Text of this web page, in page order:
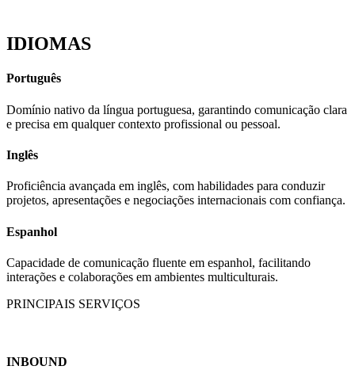
IDIOMAS
Português
Domínio nativo da língua portuguesa, garantindo comunicação clara
e precisa em qualquer contexto profissional ou pessoal.
Inglês
Proficiência avançada em inglês, com habilidades para conduzir
projetos, apresentações e negociações internacionais com confiança.
Espanhol
Capacidade de comunicação fluente em espanhol, facilitando
interações e colaborações em ambientes multiculturais.
PRINCIPAIS SERVIÇOS
INBOUND